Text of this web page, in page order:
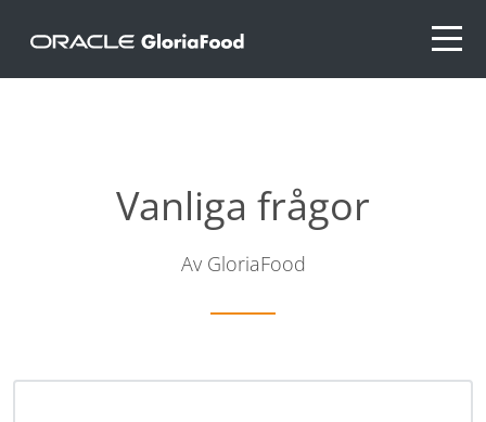
Vanliga frågor
Av GloriaFood